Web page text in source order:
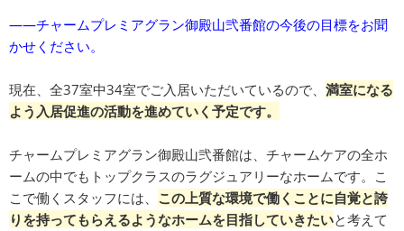
――チャームプレミアグラン御殿山弐番館の今後の目標をお聞
かせください。
現在、全37室中34室でご入居いただいているので、 満室になる
よう入居促進の活動を進めていく予定です。
チャームプレミアグラン御殿山弐番館は、チャームケアの全ホ
ームの中でもトップクラスのラグジュアリーなホームです。こ
こで働くスタッフには、 この上質な環境で働くことに自覚と誇
りを持ってもらえるようなホームを目指していきたいと考えて